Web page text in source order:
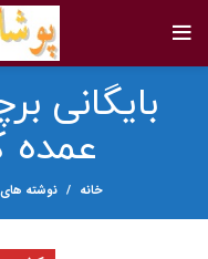
عمده
خانه نوشته